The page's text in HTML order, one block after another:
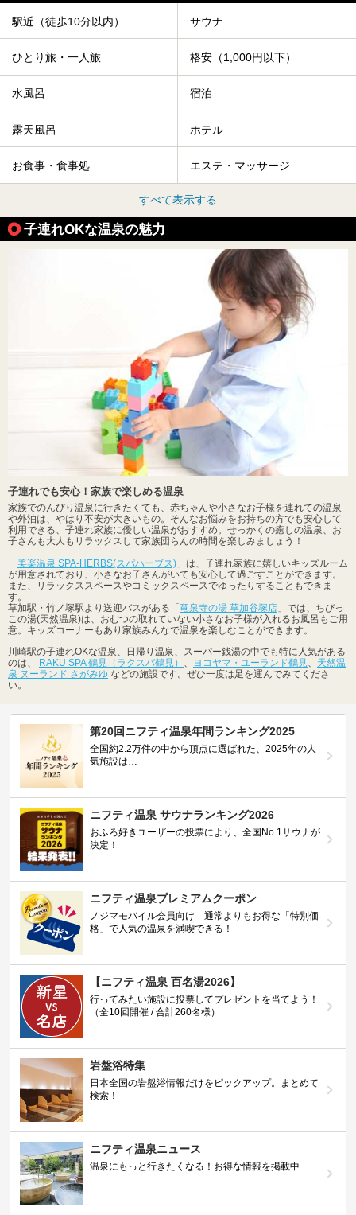
駅近（徒歩10分以内） サウナ
ひとり旅・一人旅 格安（1,000円以下）
水風呂 宿泊
露天風呂 ホテル
お食事・食事処 エステ・マッサージ
すべて表示する
子連れOKな温泉の魅力
子連れでも安心！家族で楽しめる温泉
家族でのんびり温泉に行きたくても、赤ちゃんや小さなお子様を連れての温泉
や外泊は、やはり不安が大きいもの。そんなお悩みをお持ちの方でも安心して
利用できる、子連れ家族に優しい温泉がおすすめ。せっかくの癒しの温泉、お
子さんも大人もリラックスして家族団らんの時間を楽しみましょう！
「美楽温泉 SPA-HERBS(スパハーブス) 」は、子連れ家族に嬉しいキッズルーム
が用意されており、小さなお子さんがいても安心して過ごすことができます。
また、リラックススペースやコミックスペースでゆったりすることもできま
す。
草加駅・竹ノ塚駅より送迎バスがある「竜泉寺の湯 草加谷塚店 」では、ちびっ
この湯(天然温泉)は、おむつの取れていない小さなお子様が入れるお風呂もご用
意。キッズコーナーもあり家族みんなで温泉を楽しむことができます。
川崎駅の子連れOKな温泉、日帰り温泉、スーパー銭湯の中でも特に人気がある
のは、 RAKU SPA 鶴見（ラクスパ鶴見） ヨコヤマ・ユーランド鶴見
天然温
泉 ヌーランド さがみゆ などの施設です。ぜひ一度は足を運んでみてくださ
い。
第20回ニフティ温泉年間ランキング2025
全国約2.2万件の中から頂点に選ばれた、2025年の人
気施設は…
ニフティ温泉 サウナランキング2026
おふろ好きユーザーの投票により、全国No.1サウナが
決定！
ニフティ温泉プレミアムクーポン
ノジマモバイル会員向け 通常よりもお得な「特別価
格」で人気の温泉を満喫できる！
【ニフティ温泉 百名湯2026】
行ってみたい施設に投票してプレゼントを当てよう！
（全10回開催 / 合計260名様）
岩盤浴特集
日本全国の岩盤浴情報だけをピックアップ。まとめて
検索！
ニフティ温泉ニュース
温泉にもっと行きたくなる！お得な情報を掲載中